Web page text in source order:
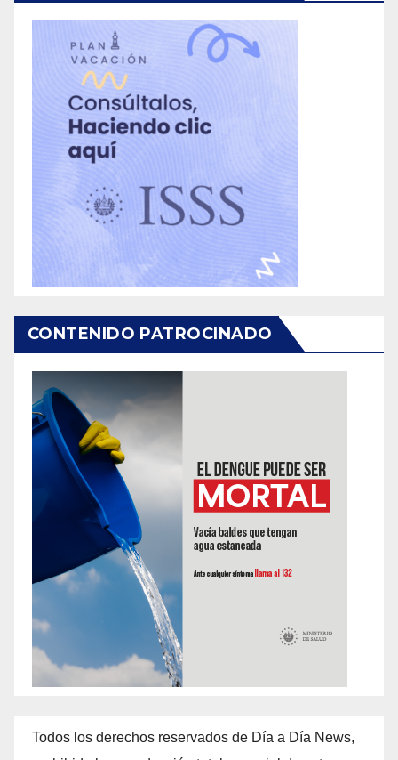
CONTENIDO PATROCINADO
Todos los derechos reservados de Día a Día News,